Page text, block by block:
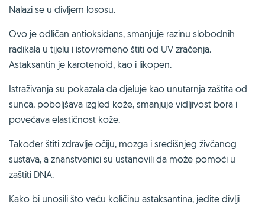
Nalazi se u divljem lososu.
Ovo je odličan antioksidans, smanjuje razinu slobodnih
radikala u tijelu i istovremeno štiti od UV zračenja.
Astaksantin je karotenoid, kao i likopen.
Istraživanja su pokazala da djeluje kao unutarnja zaštita od
sunca, poboljšava izgled kože, smanjuje vidljivost bora i
povećava elastičnost kože.
Također štiti zdravlje očiju, mozga i središnjeg živčanog
sustava, a znanstvenici su ustanovili da može pomoći u
zaštiti DNA.
Kako bi unosili što veću količinu astaksantina, jedite divlji